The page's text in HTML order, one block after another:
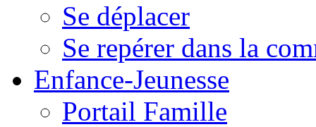
Se déplacer
Se repérer dans la
Enfance-Jeunesse
Portail Famille